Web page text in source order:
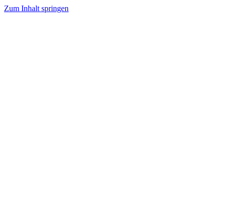
Zum Inhalt springen